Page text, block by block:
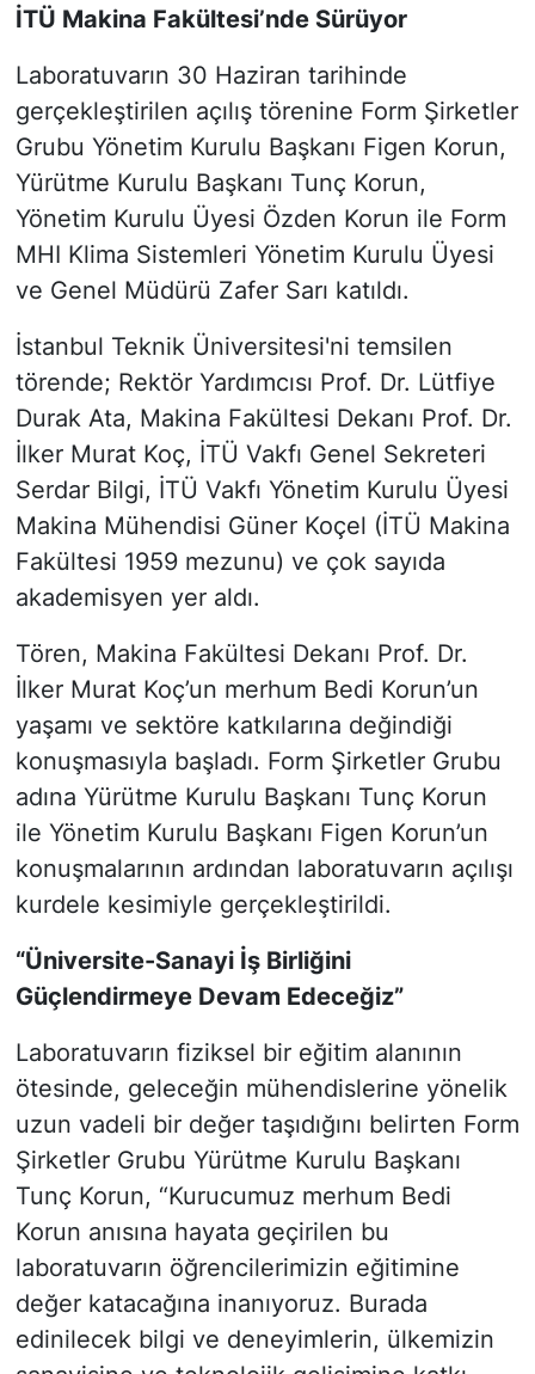
İTÜ Makina Fakültesi’nde Sürüyor
Laboratuvarın 30 Haziran tarihinde
gerçekleştirilen açılış törenine Form Şirketler
Grubu Yönetim Kurulu Başkanı Figen Korun,
Yürütme Kurulu Başkanı Tunç Korun,
Yönetim Kurulu Üyesi Özden Korun ile Form
MHI Klima Sistemleri Yönetim Kurulu Üyesi
ve Genel Müdürü Zafer Sarı katıldı.
İstanbul Teknik Üniversitesi'ni temsilen
törende; Rektör Yardımcısı Prof. Dr. Lütfiye
Durak Ata, Makina Fakültesi Dekanı Prof. Dr.
İlker Murat Koç, İTÜ Vakfı Genel Sekreteri
Serdar Bilgi, İTÜ Vakfı Yönetim Kurulu Üyesi
Makina Mühendisi Güner Koçel (İTÜ Makina
Fakültesi 1959 mezunu) ve çok sayıda
akademisyen yer aldı.
Tören, Makina Fakültesi Dekanı Prof. Dr.
İlker Murat Koç’un merhum Bedi Korun’un
yaşamı ve sektöre katkılarına değindiği
konuşmasıyla başladı. Form Şirketler Grubu
adına Yürütme Kurulu Başkanı Tunç Korun
ile Yönetim Kurulu Başkanı Figen Korun’un
konuşmalarının ardından laboratuvarın açılışı
kurdele kesimiyle gerçekleştirildi.
“Üniversite-Sanayi İş Birliğini
Güçlendirmeye Devam Edeceğiz”
Laboratuvarın fiziksel bir eğitim alanının
ötesinde, geleceğin mühendislerine yönelik
uzun vadeli bir değer taşıdığını belirten Form
Şirketler Grubu Yürütme Kurulu Başkanı
Tunç Korun, “Kurucumuz merhum Bedi
Korun anısına hayata geçirilen bu
laboratuvarın öğrencilerimizin eğitimine
değer katacağına inanıyoruz. Burada
edinilecek bilgi ve deneyimlerin, ülkemizin